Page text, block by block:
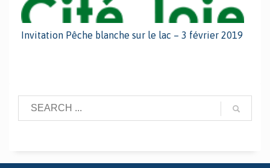
Invitation Pêche blanche sur le lac – 3 février 2019